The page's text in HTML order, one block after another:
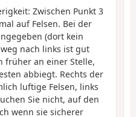
Zwischen Punkt 3
auf Felsen. Bei der
(dort kein
nach links ist gut
früher an einer Stelle,
abbiegt. Rechts der
luftige Felsen, links
Sie nicht, auf den
wenn sie sicherer